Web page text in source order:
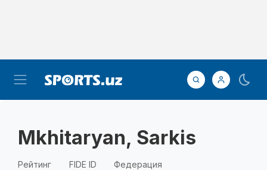
Mkhitaryan, Sarkis
Рейтинг FIDE ID Федерация